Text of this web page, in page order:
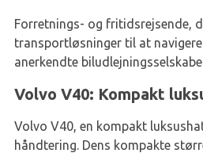
Forretnings- og fritidsrejsende,
transportløsninger til at
anerkendte
Volvo V40: Kompakt
Volvo V40, en kompakt
håndtering. Dens kompakte